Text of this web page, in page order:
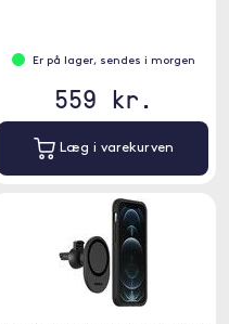
Er på lager, sendes i morgen
559 kr.
Læg i varekurven